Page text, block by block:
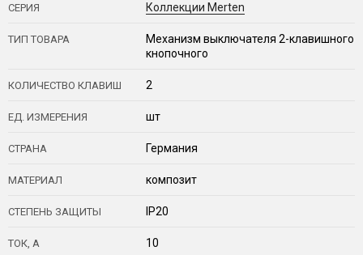
СЕРИЯ Коллекции Merten
ТИП ТОВАРА
Механизм выключателя 2-клавишного
кнопочного
КОЛИЧЕСТВО КЛАВИШ 2
ЕД. ИЗМЕРЕНИЯ шт
СТРАНА Германия
МАТЕРИАЛ композит
СТЕПЕНЬ ЗАЩИТЫ IP20
ТОК, А 10